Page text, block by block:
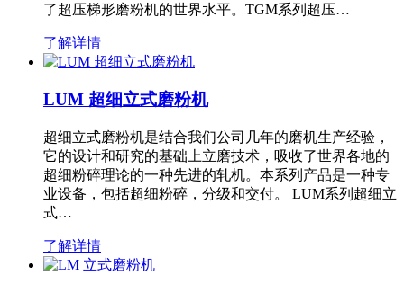
了超压梯形磨粉机的世界水平。TGM系列超压…
了解详情
LUM 超细立式磨粉机
超细立式磨粉机是结合我们公司几年的磨机生产经验，
它的设计和研究的基础上立磨技术，吸收了世界各地的
超细粉碎理论的一种先进的轧机。本系列产品是一种专
业设备，包括超细粉碎，分级和交付。 LUM系列超细立
式…
了解详情